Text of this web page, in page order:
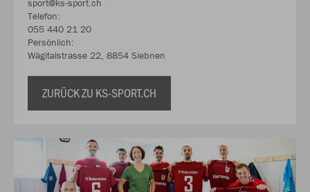
sport@ks-sport.ch
Telefon:
055 440 21 20
Persönlich:
Wägitalstrasse 22, 8854 Siebnen
ZURÜCK ZU KS-SPORT.CH